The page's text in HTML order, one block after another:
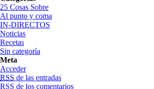
25 Cosas Sobre
Al punto y coma
IN-DIRECTOS
Noticias
Recetas
Sin categoría
Meta
Acceder
RSS de las entradas
RSS de los comentarios